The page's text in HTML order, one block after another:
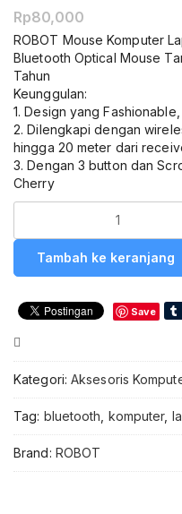
Rp80,000
ROBOT Mouse Komputer
Bluetooth Optical Mouse
Tahun
Keunggulan:
1. Design yang
2. Dilengkapi dengan
hingga 20 meter dari
3. Dengan 3 button dan
Cherry
M220
Wireless
Mouse
Original
2.4G
Bluetooth
Optical
Tanpa
Silent
Tambah ke keranjang
Save
Kategori: Aksesoris
Tag: bluetooth komputer,
Brand: ROBOT